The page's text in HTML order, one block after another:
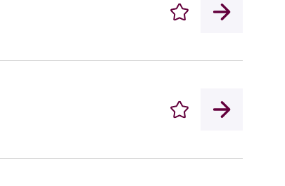
Enregistrer
Enregistrer